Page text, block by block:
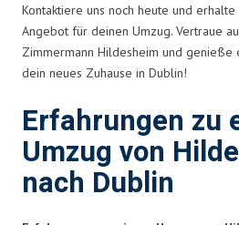
Kontaktiere uns noch heute und
Angebot für deinen Umzug. Vertraue
Zimmermann Hildesheim und genieße
dein neues Zuhause in Dublin!
Erfahrungen zu
Umzug von
nach Dublin